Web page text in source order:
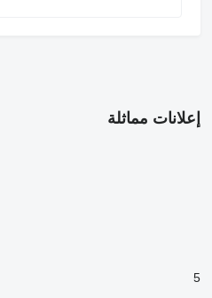
إعلانات مماثلة
5